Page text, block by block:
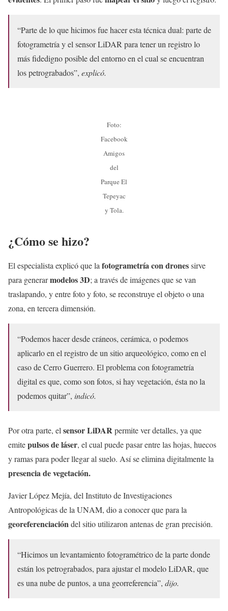
“Parte de lo que hicimos fue hacer esta técnica dual: parte de
fotogrametría y el sensor LiDAR para tener un registro lo
más fidedigno posible del entorno en el cual se encuentran
los petrograbados”, explicó.
Foto:
Facebook
Amigos
del
Parque El
Tepeyac
y Tola.
¿Cómo se hizo?
El especialista explicó que la fotogrametría con dronessirve
para generarmodelos 3D; a través de imágenes que se van
traslapando, y entre foto y foto, se reconstruye el objeto o una
zona, en tercera dimensión.
“Podemos hacer desde cráneos, cerámica, o podemos
aplicarlo en el registro de un sitio arqueológico, como en el
caso de Cerro Guerrero. El problema con fotogrametría
digital es que, como son fotos, si hay vegetación, ésta no la
podemos quitar”, indicó.
Por otra parte, el sensor LiDARpermite ver detalles, ya que
emitepulsos de láser, el cual puede pasar entre las hojas, huecos
y ramas para poder llegar al suelo. Así se elimina digitalmente la
presencia de vegetación.
Javier López Mejía, del Instituto de Investigaciones
Antropológicas de la UNAM, dio a conocer que para la
georeferenciacióndel sitio utilizaron antenas de gran precisión.
“Hicimos un levantamiento fotogramétrico de la parte donde
están los petrograbados, para ajustar el modelo LiDAR, que
es una nube de puntos, a una georreferencia”, dijo.